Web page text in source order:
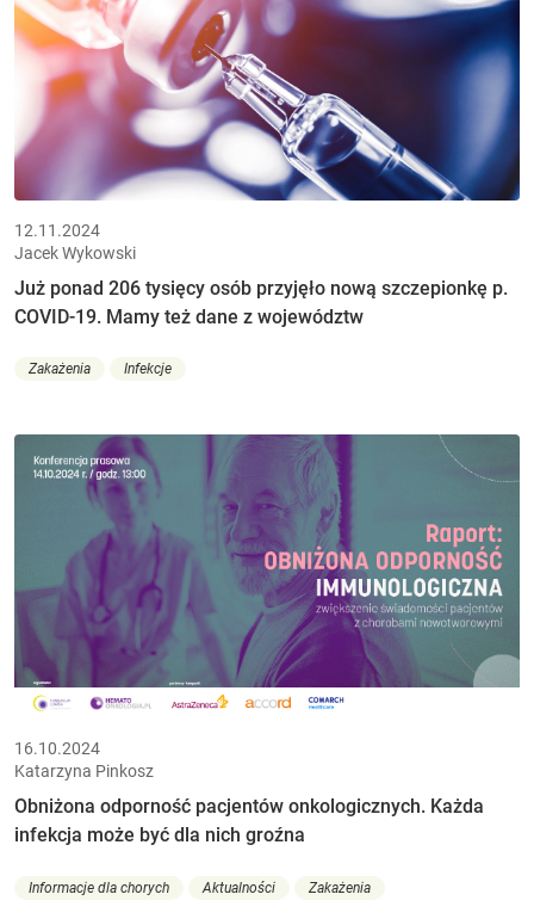
12.11.2024
Jacek Wykowski
Już ponad 206 tysięcy osób przyjęło nową szczepionkę p.
COVID-19. Mamy też dane z województw
Zakażenia Infekcje
16.10.2024
Katarzyna Pinkosz
Obniżona odporność pacjentów onkologicznych. Każda
infekcja może być dla nich groźna
Informacje dla chorych Aktualności Zakażenia